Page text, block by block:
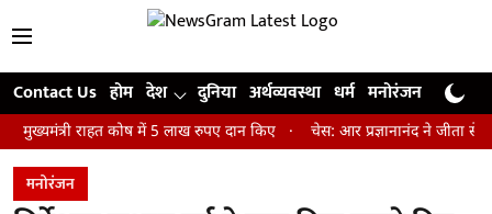
Contact Us होम देश दुनिया अर्थव्यवस्था धर्म मनोरंजन खेल
राहत कोष में 5 लाख रुपए दान किए चेस: आर प्रज्ञानानंद ने जीता सेंट लुइस
मनोरंजन